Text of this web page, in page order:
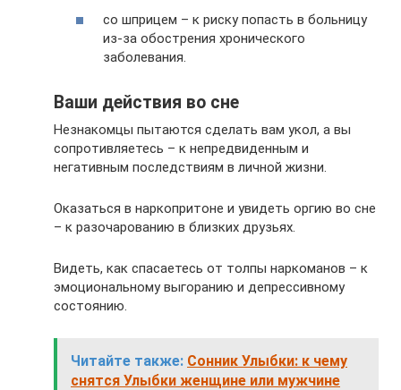
со шприцем – к риску попасть в больницу
из-за обострения хронического
заболевания.
Ваши действия во сне
Незнакомцы пытаются сделать вам укол, а вы
сопротивляетесь – к непредвиденным и
негативным последствиям в личной жизни.
Оказаться в наркопритоне и увидеть оргию во сне
– к разочарованию в близких друзьях.
Видеть, как спасаетесь от толпы наркоманов – к
эмоциональному выгоранию и депрессивному
состоянию.
Читайте также: Сонник Улыбки: к чему
снятся Улыбки женщине или мужчине